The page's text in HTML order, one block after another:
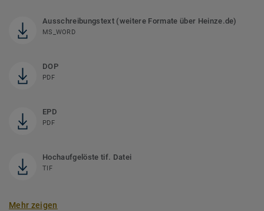
Ausschreibungstext (weitere Formate über Heinze.de)
MS_WORD
DOP
PDF
EPD
PDF
Hochaufgelöste tif. Datei
TIF
Mehr zeigen